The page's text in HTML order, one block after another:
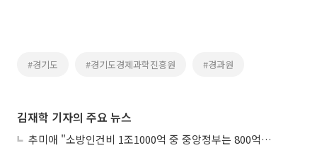
#경기도 #경기도경제과학진흥원 #경과원
김재학 기자의 주요 뉴스
추미애 "소방인건비 1조1000억 중 중앙정부는 800억뿐"